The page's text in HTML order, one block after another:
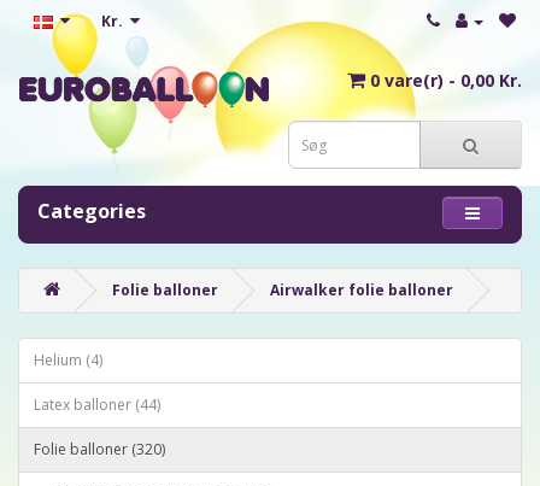
Kr.
0 vare(r) - 0,00 Kr.
Categories
Folie balloner Airwalker folie balloner
Helium (4)
Latex balloner (44)
Folie balloner (320)